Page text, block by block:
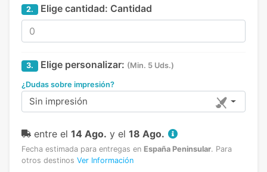
2. Elige cantidad: Cantidad
3. Elige personalizar: (Min. 5 Uds.)
¿Dudas sobre impresión?
Sin impresión
entre el 14 Ago. y el 18 Ago.
Fecha estimada para entregas en España Peninsular. Para
otros destinos Ver Información